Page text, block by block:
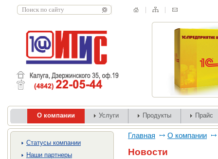
О компании Услуги Продукты Прайс
Cтатусы компании
Наши партнеры
Главная О компании
Новости